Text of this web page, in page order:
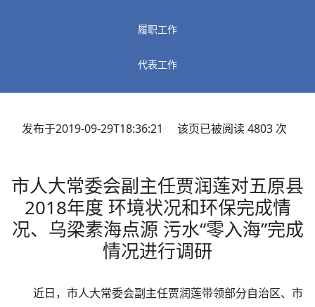
履职工作
代表工作
发布于2019-09-29T18:36:21 该页已被阅读4803 次
市人大常委会副主任贾润莲对五原县
2018年度 环境状况和环保完成情
况、乌梁素海点源 污水“零入海”完成
情况进行调研
近日，市人大常委会副主任贾润莲带领部分自治区、市